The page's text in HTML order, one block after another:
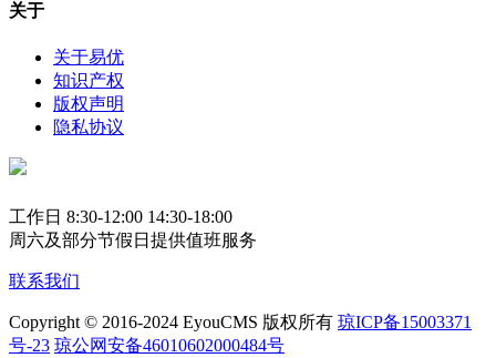
关于
关于易优
知识产权
版权声明
隐私协议
工作日 8:30-12:00 14:30-18:00
周六及部分节假日提供值班服务
联系我们
Copyright © 2016-2024 EyouCMS 版权所有 琼ICP备15003371
号-23 琼公网安备46010602000484号